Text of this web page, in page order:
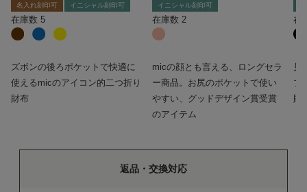
名入れ刻印可
イニシャル刻印可
在庫数 5
ズボンの後ろポケットで快適に
使えるmicのアイコン的二つ折り
財布
イニシャル刻印可
在庫数 2
micの顔とも言える、ロングセラ
ー商品。お尻のポケットで使い
やすい、グッドデザイン賞受賞
のアイテム
在
見
ブ
財
返品・交換対応